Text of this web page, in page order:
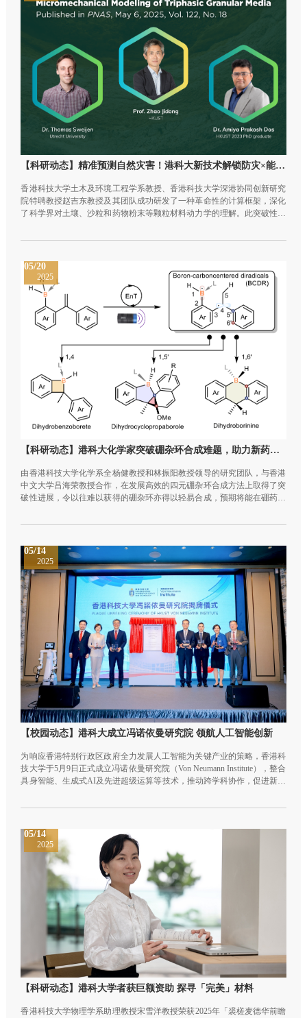
【科研动态】精准预测自然灾害！港科大新技术解锁防灾×能源×农业x医疗多重变革
香港科技大学土木及环境工程学系教授、香港科技大学深港协同创新研究
院特聘教授赵吉东教授及其团队成功研发了一种革命性的计算框架，深化
了科学界对土壤、沙粒和药物粉末等颗粒材料动力学的理解。此突破性模
泻，改善农业灌溉及石油抽取系统，并有助提升食物和药物的制造流程。
05/20
2025
【科研动态】港科大化学家突破硼杂环合成难题，助力新药与材料研发
由香港科技大学化学系全杨健教授和林振阳教授领导的研究团队，与香港
中文大学吕海荣教授合作，在发展高效的四元硼杂环合成方法上取得了突
破性进展，令以往难以获得的硼杂环亦得以轻易合成，预期将能在硼药物
05/14
2025
【校园动态】港科大成立冯诺依曼研究院 领航人工智能创新
为响应香港特别行政区政府全力发展人工智能为关键产业的策略，香港科
技大学于5月9日正式成立冯诺依曼研究院（Von Neumann Institute），整合
具身智能、生成式AI及先进超级运算等技术，推动跨学科协作，促进新质
05/14
2025
【科研动态】港科大学者获巨额资助 探寻「完美」材料
香港科技大学物理学系助理教授宋雪洋教授荣获2025年「裘槎麦德华前瞻